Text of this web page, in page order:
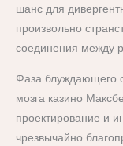
шанс для
произвольно
соединения между
Фаза блуждающего
мозга казино
проектирование и
чрезвычайно